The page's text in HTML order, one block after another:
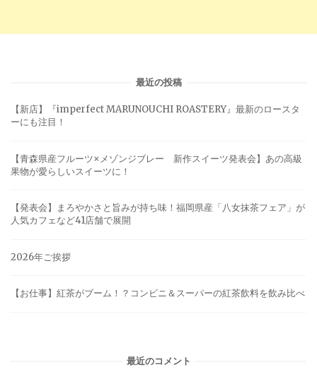
最近の投稿
【新店】『imperfect MARUNOUCHI ROASTERY』最新のロースタ
ーにも注目！
【青森県産フルーツ×メゾンジブレー 新作スイーツ発表会】あの高級
果物が愛らしいスイーツに！
【発表会】まろやかさと旨みが持ち味！福岡県産「八女抹茶フェア」が
人気カフェなど41店舗で展開
2026年ご挨拶
【お仕事】紅茶がブーム！？コンビニ＆スーパーの紅茶飲料を飲み比べ
最近のコメント